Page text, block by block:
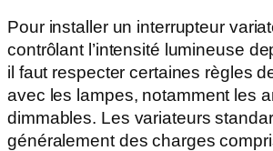
Pour installer un interrupteur
contrôlant l’intensité lumineuse
il faut respecter certaines règles
avec les lampes, notamment les
dimmables. Les variateurs
généralement des charges